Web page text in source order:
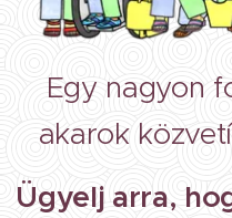
Egy nagyon
akarok
Ügyelj arra,